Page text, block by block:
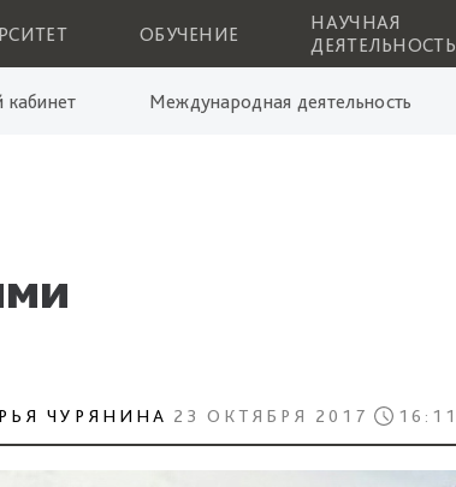
ОБУЧЕНИЕ
НАУЧНАЯ
ДЕЯТЕЛЬНОСТЬ
кабинет Международная деятельность
ЧУРЯНИНА 23 ОКТЯБРЯ 2017 16:11